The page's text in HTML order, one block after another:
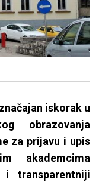
iskorak u
obrazovanja
za prijavu i upis
akademcima
i transparentniji